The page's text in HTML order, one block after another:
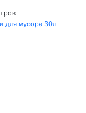
для мусора 30л.